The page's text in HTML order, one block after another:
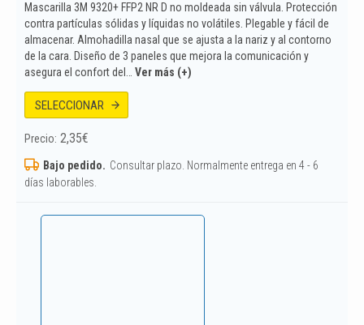
Mascarilla 3M 9320+ FFP2 NR D no moldeada sin válvula. Protección
contra partículas sólidas y líquidas no volátiles. Plegable y fácil de
almacenar. Almohadilla nasal que se ajusta a la nariz y al contorno
de la cara. Diseño de 3 paneles que mejora la comunicación y
asegura el confort del… Ver más (+)
SELECCIONAR
Precio: 2,35€
Bajo pedido. Consultar plazo. Normalmente entrega en 4 - 6
días laborables.